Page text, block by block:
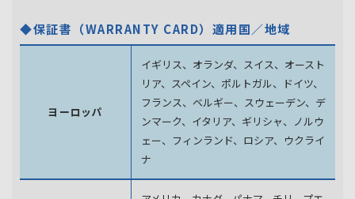
◆保証書（WARRANTY CARD）適用国／地域
ヨーロッパ
イギリス、オランダ、スイス、オースト
リア、スペイン、 ポルトガル、ドイツ、
フランス、ベルギー、スウェーデン、 デ
ンマーク、イタリア、ギリシャ、ノルウ
ェー、フィンランド、 ロシア、ウクライ
ナ